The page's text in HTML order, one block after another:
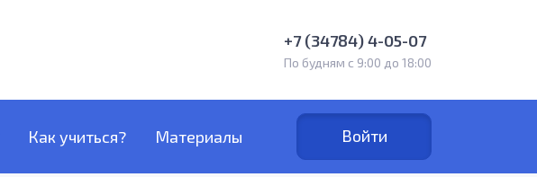
+7 (34784) 4-05-07
По будням с 9:00 до 18:00
Как учиться? Материалы Войти